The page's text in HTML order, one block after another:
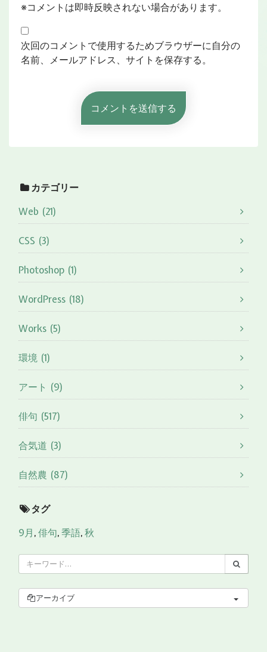
※コメントは即時反映されない場合があります。
次回のコメントで使用するためブラウザーに自分の
名前、メールアドレス、サイトを保存する。
カテゴリー
Web (21)
CSS (3)
Photoshop (1)
WordPress (18)
Works (5)
環境 (1)
アート (9)
俳句 (517)
合気道 (3)
自然農 (87)
タグ
9月,俳句,季語,秋
アーカイブ